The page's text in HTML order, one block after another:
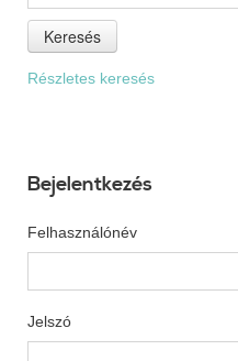
Keresés
Részletes keresés
Bejelentkezés
Felhasználónév
Jelszó